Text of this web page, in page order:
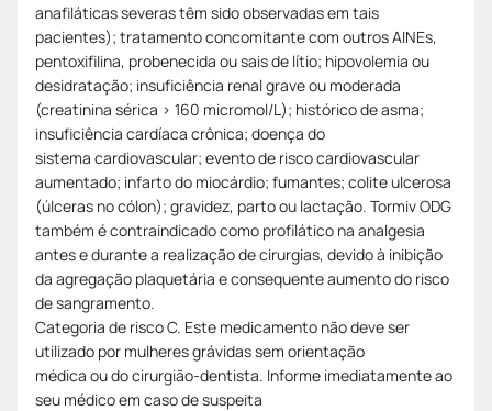
anafiláticas severas têm sido observadas em tais
pacientes); tratamento concomitante com outros AINEs,
pentoxifilina, probenecida ou sais de lítio; hipovolemia ou
desidratação; insuficiência renal grave ou moderada
(creatinina sérica > 160 micromol/L); histórico de asma;
insuficiência cardíaca crônica; doença do
sistema cardiovascular; evento de risco cardiovascular
aumentado; infarto do miocárdio; fumantes; colite ulcerosa
(úlceras no cólon); gravidez, parto ou lactação. Tormiv ODG
também é contraindicado como profilático na analgesia
antes e durante a realização de cirurgias, devido à inibição
da agregação plaquetária e consequente aumento do risco
de sangramento.
Categoria de risco C. Este medicamento não deve ser
utilizado por mulheres grávidas sem orientação
médica ou do cirurgião-dentista. Informe imediatamente ao
seu médico em caso de suspeita